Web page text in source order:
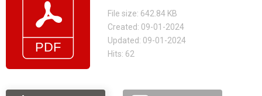
File size: 642.84 KB
Created: 09-01-2024
Updated: 09-01-2024
Hits: 62